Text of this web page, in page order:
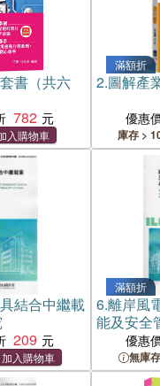
書（共六
782
滿額折
2.圖解產
優惠
庫存 >
結合中繼載
209
滿額折
6.離岸風
能及安全
掛搬運為
優惠
無庫存